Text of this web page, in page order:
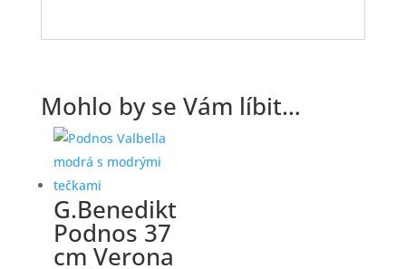
Mohlo by se Vám líbit…
G.Benedikt
Podnos 37
cm Verona